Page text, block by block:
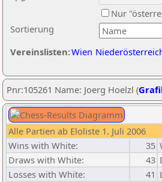
Sortierung
Nur
Vereinslisten:Wien
Pnr:105261 Name: Joerg Hoelzl (
Alle Partien ab Eloliste 1. Juli 2006
Wins with White:
35
Draws with White:
43
Losses with White:
41